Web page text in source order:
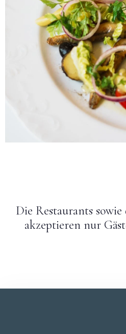
Die Restaurants
akzeptieren nur